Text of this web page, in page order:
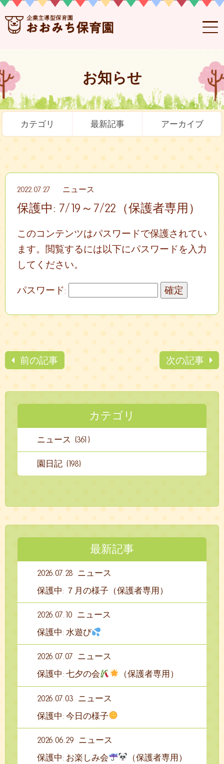
お知らせ
カテゴリ 最新記事 アーカイブ
2022.07.27 ニュース
保護中: 7/19～7/22（保護者専用）
このコンテンツはパスワードで保護されてい
ます。閲覧するには以下にパスワードを入力
してください。
パスワード:
前の記事 次の記事
カテゴリ
ニュース (361)
園日記 (198)
最新記事
2026.07.28
ニュース
保護中: ７月の様子（保護者専用）
2026.07.10
ニュース
保護中: 水遊び
2026.07.07
ニュース
保護中: 七夕の会
（保護者専用）
2026.07.03
ニュース
保護中: 今日の様子
2026.06.29
ニュース
保護中: お楽しみ会
（保護者専用）